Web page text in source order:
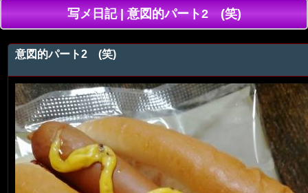
写メ日記 | 意図的パート2 (笑)
意図的パート2 (笑)